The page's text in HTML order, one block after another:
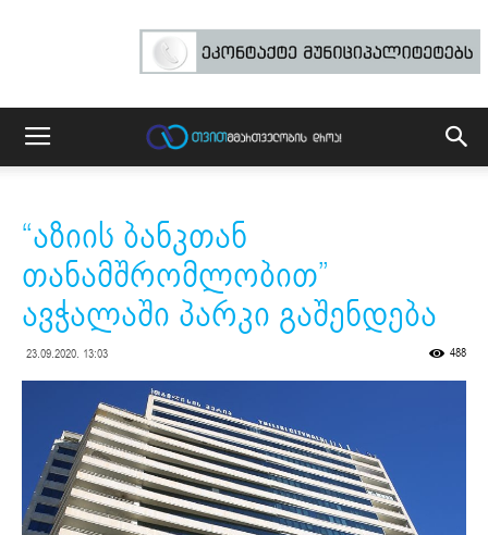
“აზიის ბანკთან
თანამშრომლობით”
ავჭალაში პარკი გაშენდება
23.09.2020. 13:03 488